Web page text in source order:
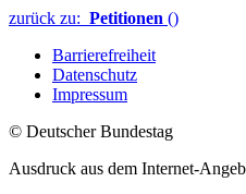
zurück zu: Petitionen ()
Barrierefreiheit
Datenschutz
Impressum
© Deutscher Bundestag
Ausdruck aus dem Internet-